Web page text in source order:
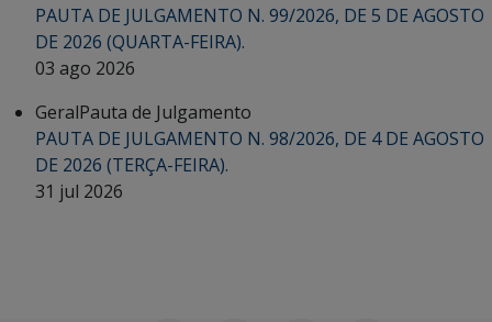
PAUTA DE JULGAMENTO N. 99/2026, DE 5 DE AGOSTO
DE 2026 (QUARTA-FEIRA).
03 ago 2026
GeralPauta de Julgamento
PAUTA DE JULGAMENTO N. 98/2026, DE 4 DE AGOSTO
DE 2026 (TERÇA-FEIRA).
31 jul 2026